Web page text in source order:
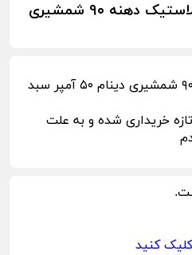
۹۰ شمشیری
یک اسیاب پلاستیک دهنه ۹۰ شمشیری دینام ۵۰ آمپر سبد
تازه خریداری شده و به علت
کلیک کنید